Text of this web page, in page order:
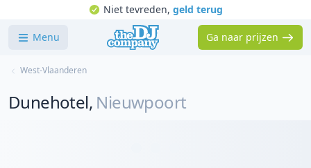
Niet tevreden, geld terug
Menu Ga naar prijzen
West-Vlaanderen
Dunehotel, Nieuwpoort